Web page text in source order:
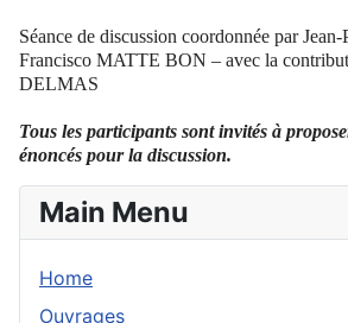
Main Menu
Home
Ouvrages
Séance de discussion coordonnée par
Francisco MATTE BON – avec la
DELMAS
Tous les participants sont invités à
énoncés pour la discussion.